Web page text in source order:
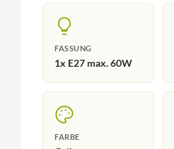
FASSUNG
1x E27 max. 60W
FARBE